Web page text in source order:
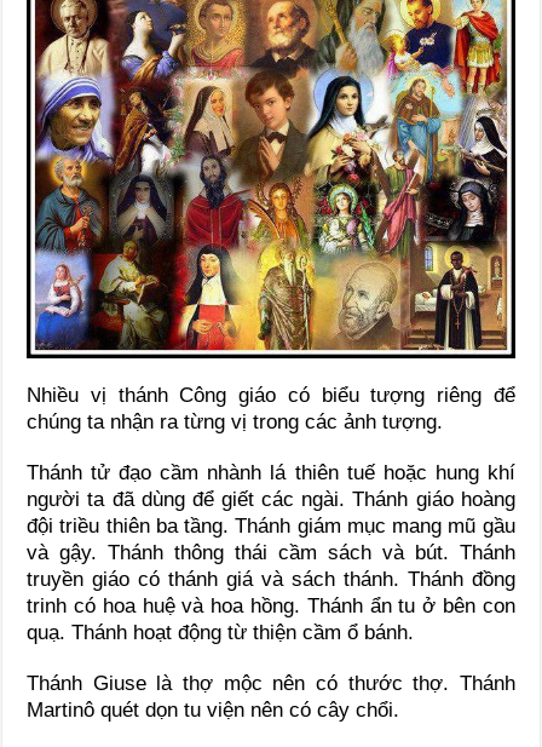
Nhiều vị thánh Công giáo có biểu tượng riêng để
chúng ta nhận ra từng vị trong các ảnh tượng.
Thánh tử đạo cầm nhành lá thiên tuế hoặc hung khí
người ta đã dùng để giết các ngài. Thánh giáo hoàng
đội triều thiên ba tầng. Thánh giám mục mang mũ gầu
và gậy. Thánh thông thái cầm sách và bút. Thánh
truyền giáo có thánh giá và sách thánh. Thánh đồng
trinh có hoa huệ và hoa hồng. Thánh ẩn tu ở bên con
quạ. Thánh hoạt động từ thiện cầm ổ bánh.
Thánh Giuse là thợ mộc nên có thước thợ. Thánh
Martinô quét dọn tu viện nên có cây chổi.